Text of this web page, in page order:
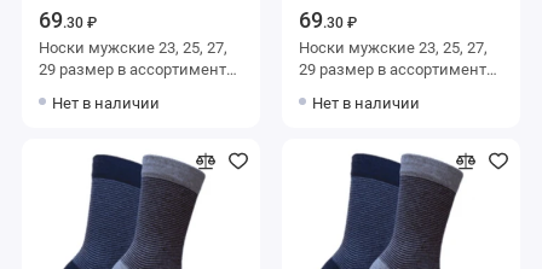
69.30 ₽
Носки мужские 23, 25, 27,
29 размер в ассортименте
Нет в наличии
69.30 ₽
Носки мужские 23, 25, 27,
29 размер в ассортименте
Нет в наличии